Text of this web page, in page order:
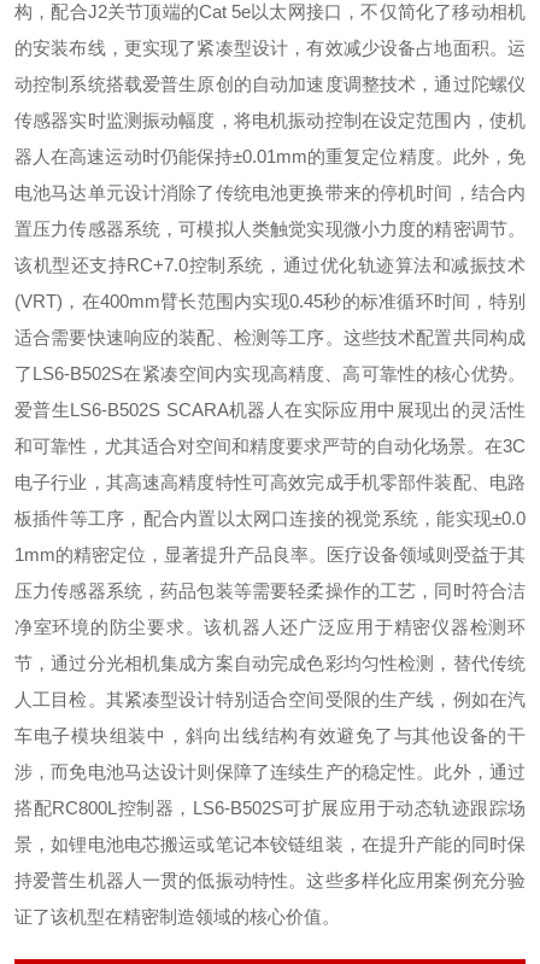
构，配合J2关节顶端的Cat 5e以太网接口，不仅简化了移动相机
的安装布线，更实现了紧凑型设计，有效减少设备占地面积。运
动控制系统搭载爱普生原创的自动加速度调整技术，通过陀螺仪
传感器实时监测振动幅度，将电机振动控制在设定范围内，使机
器人在高速运动时仍能保持±0.01mm的重复定位精度。此外，免
电池马达单元设计消除了传统电池更换带来的停机时间，结合内
置压力传感器系统，可模拟人类触觉实现微小力度的精密调节。
该机型还支持RC+7.0控制系统，通过优化轨迹算法和减振技术
(VRT)，在400mm臂长范围内实现0.45秒的标准循环时间，特别
适合需要快速响应的装配、检测等工序。这些技术配置共同构成
了LS6-B502S在紧凑空间内实现高精度、高可靠性的核心优势。
爱普生LS6-B502S SCARA机器人在实际应用中展现出的灵活性
和可靠性，尤其适合对空间和精度要求严苛的自动化场景。在3C
电子行业，其高速高精度特性可高效完成手机零部件装配、电路
板插件等工序，配合内置以太网口连接的视觉系统，能实现±0.0
1mm的精密定位，显著提升产品良率。医疗设备领域则受益于其
压力传感器系统，药品包装等需要轻柔操作的工艺，同时符合洁
净室环境的防尘要求。该机器人还广泛应用于精密仪器检测环
节，通过分光相机集成方案自动完成色彩均匀性检测，替代传统
人工目检。其紧凑型设计特别适合空间受限的生产线，例如在汽
车电子模块组装中，斜向出线结构有效避免了与其他设备的干
涉，而免电池马达设计则保障了连续生产的稳定性。此外，通过
搭配RC800L控制器，LS6-B502S可扩展应用于动态轨迹跟踪场
景，如锂电池电芯搬运或笔记本铰链组装，在提升产能的同时保
持爱普生机器人一贯的低振动特性。这些多样化应用案例充分验
证了该机型在精密制造领域的核心价值。